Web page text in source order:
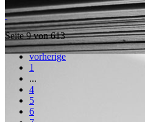
Seite 9 von 613
vorherige
1
...
4
5
6